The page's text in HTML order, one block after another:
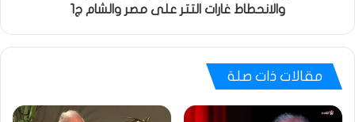
والانحطاط غارات التتر على مصر والشام ج1
مقالات ذات صلة